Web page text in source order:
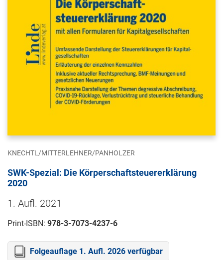
KNECHTL/MITTERLEHNER/PANHOLZER
SWK-Spezial: Die Körperschaftsteuererklärung
2020
1. Aufl. 2021
Print-ISBN: 978-3-7073-4237-6
Folgeauflage 1. Aufl. 2026 verfügbar